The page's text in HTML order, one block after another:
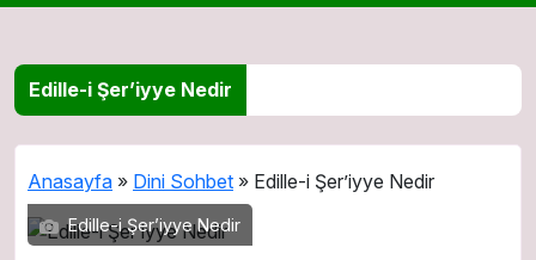
Edille-i Şer’iyye Nedir
Anasayfa » Dini Sohbet » Edille-i Şer’iyye Nedir
Edille-i Şer’iyye Nedir